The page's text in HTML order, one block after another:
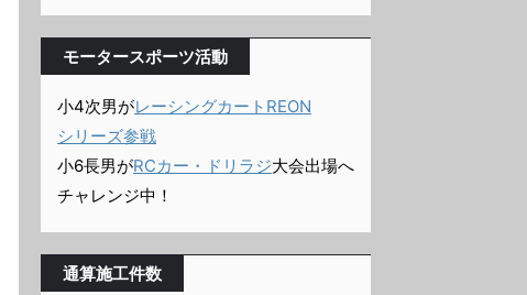
モータースポーツ活動
小4次男がレーシングカートREON
シリーズ参戦
小6長男がRCカー・ドリラジ大会出場へ
チャレンジ中！
通算施工件数